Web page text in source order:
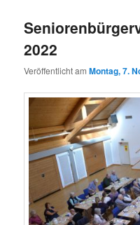
2022
Veröffentlicht amMontag, 7.